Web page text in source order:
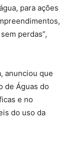
para ações
perdas”,
anunciou que
de Águas do
e no
do uso da